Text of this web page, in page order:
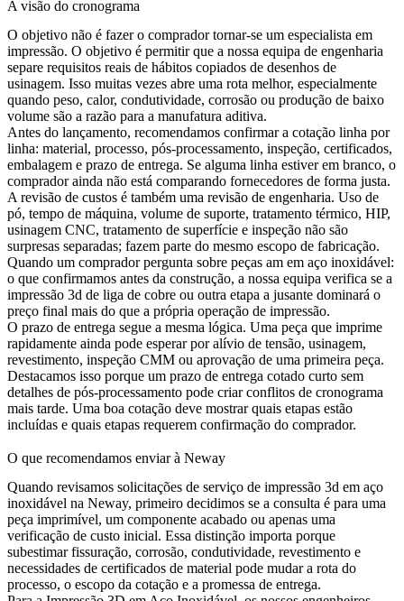
A visão do cronograma
O objetivo não é fazer o comprador tornar-se um especialista em
impressão. O objetivo é permitir que a nossa equipa de engenharia
separe requisitos reais de hábitos copiados de desenhos de
usinagem. Isso muitas vezes abre uma rota melhor, especialmente
quando peso, calor, condutividade, corrosão ou produção de baixo
volume são a razão para a manufatura aditiva.
Antes do lançamento, recomendamos confirmar a cotação linha por
linha: material, processo, pós-processamento, inspeção, certificados,
embalagem e prazo de entrega. Se alguma linha estiver em branco, o
comprador ainda não está comparando fornecedores de forma justa.
A revisão de custos é também uma revisão de engenharia. Uso de
pó, tempo de máquina, volume de suporte, tratamento térmico, HIP,
usinagem CNC, tratamento de superfície e inspeção não são
surpresas separadas; fazem parte do mesmo escopo de fabricação.
Quando um comprador pergunta sobre peças am em aço inoxidável:
o que confirmamos antes da construção, a nossa equipa verifica se a
impressão 3d de liga de cobre ou outra etapa a jusante dominará o
preço final mais do que a própria operação de impressão.
O prazo de entrega segue a mesma lógica. Uma peça que imprime
rapidamente ainda pode esperar por alívio de tensão, usinagem,
revestimento, inspeção CMM ou aprovação de uma primeira peça.
Destacamos isso porque um prazo de entrega cotado curto sem
detalhes de pós-processamento pode criar conflitos de cronograma
mais tarde. Uma boa cotação deve mostrar quais etapas estão
incluídas e quais etapas requerem confirmação do comprador.
O que recomendamos enviar à Neway
Quando revisamos solicitações de serviço de impressão 3d em aço
inoxidável na Neway, primeiro decidimos se a consulta é para uma
peça imprimível, um componente acabado ou apenas uma
verificação de custo inicial. Essa distinção importa porque
subestimar fissuração, corrosão, condutividade, revestimento e
necessidades de certificados de material pode mudar a rota do
processo, o escopo da cotação e a promessa de entrega.